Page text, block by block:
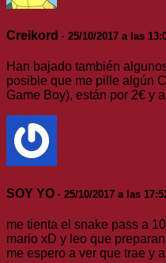
Creikord · 25/10/2017 a las
Han bajado también
posible que me pille algún
Game Boy), están por 2€ y
SOY YO · 25/10/2017 a las
me tienta el snake pass a
mario xD y leo que
me espero a ver que trae y